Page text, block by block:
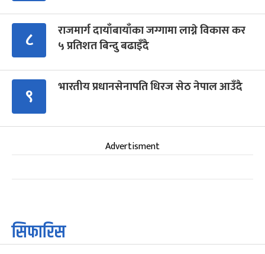
८
राजमार्ग दायाँबायाँका जग्गामा लाग्ने विकास कर
५ प्रतिशत बिन्दु बढाइँदै
९ भारतीय प्रधानसेनापति धिरज सेठ नेपाल आउँदै
Advertisment
सिफारिस